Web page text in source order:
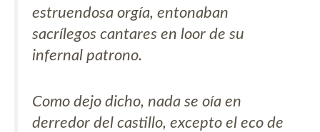
estruendosa orgía, entonaban
sacrílegos cantares en loor de su
infernal patrono.
Como dejo dicho, nada se oía en
derredor del castillo, excepto el eco de